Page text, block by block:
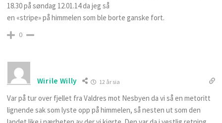
18.30 på søndag 12.01.14 da jeg så
en «stripe» på himmelen som ble borte ganske fort.
0
Wirile Willy 12 år sia
Var på tur over fjellet fra Valdres mot Nesbyen da vi så en metoritt
lignende sak som lyste opp på himmelen, så nesten ut som den